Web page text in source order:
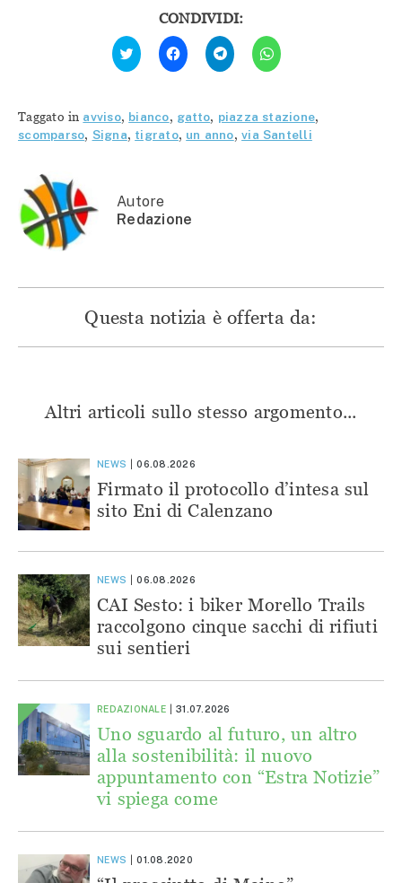
CONDIVIDI:
Fai
clic
qui
Twitter
(Si
apre
in
Fai
clic
per
condividere
(Si
apre
in
una
Fai
clic
per
condividere
(Si
apre
in
una
Fai
clic
per
(Si
apre
in
una
Taggato in avviso, bianco, gatto, piazza stazione,
scomparso, Signa, tigrato, un anno,via Santelli
Autore
Redazione
Questa notizia è offerta da:
Altri articoli sullo stesso argomento...
NEWS 06.08.2026
Firmato il protocollo d’intesa sul
sito Eni di Calenzano
NEWS 06.08.2026
CAI Sesto: i biker Morello Trails
raccolgono cinque sacchi di rifiuti
sui sentieri
REDAZIONALE 31.07.2026
Uno sguardo al futuro, un altro
alla sostenibilità: il nuovo
appuntamento con “Estra Notizie”
vi spiega come
NEWS 01.08.2020